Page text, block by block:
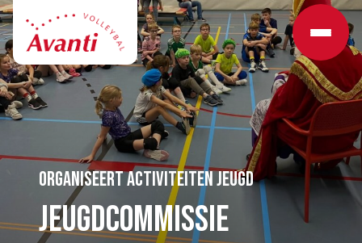
Organiseert activiteiten jeugd
Jeugdcommissie